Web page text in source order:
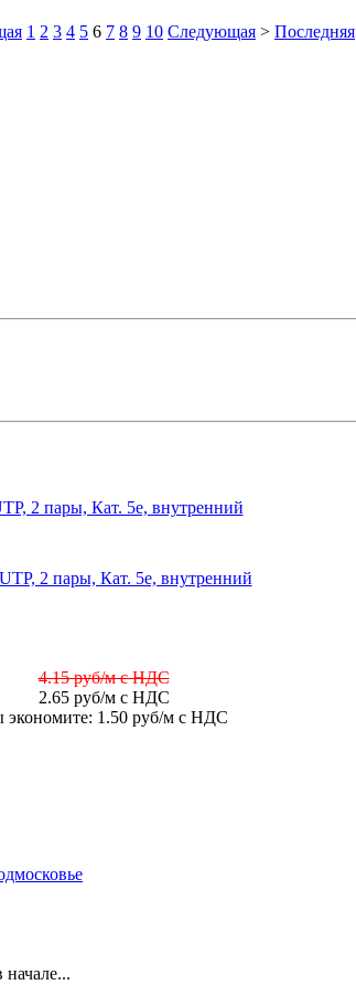
1 2 3 4 5 6 7 8 9 10 Следующая > Последняя
2 пары, Кат. 5е, внутренний
4.15 руб/м с НДС
2.65 руб/м с НДС
экономите: 1.50 руб/м с НДС